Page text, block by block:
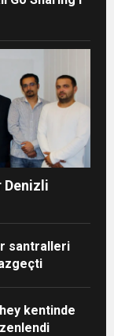
Denizli
santralleri
kentinde